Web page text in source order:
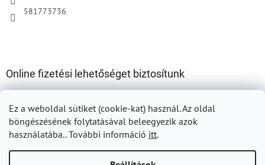
Ez a weboldal sütiket (cookie-kat) használ.Az oldal
böngészésének folytatásával beleegyezik azok
használatába.. További információ itt.
581773736
Online fizetési lehetőséget biztosítunk